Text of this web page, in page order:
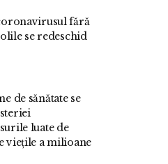
fără
se redeschid
de sănătate se
luate de
viețile a milioane